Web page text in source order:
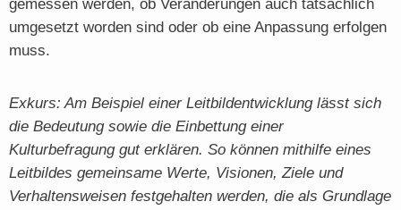
gemessen werden, ob Veränderungen auch tatsächlich
umgesetzt worden sind oder ob eine Anpassung erfolgen
muss.
Exkurs: Am Beispiel einer Leitbildentwicklung lässt sich
die Bedeutung sowie die Einbettung einer
Kulturbefragung gut erklären. So können mithilfe eines
Leitbildes gemeinsame Werte, Visionen, Ziele und
Verhaltensweisen festgehalten werden, die als Grundlage